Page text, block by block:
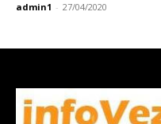
admin1 - 27/04/2020